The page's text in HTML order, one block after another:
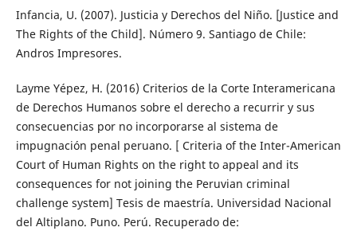
Infancia, U. (2007). Justicia y Derechos del Niño. [Justice and
The Rights of the Child]. Número 9. Santiago de Chile:
Andros Impresores.
Layme Yépez, H. (2016) Criterios de la Corte Interamericana
de Derechos Humanos sobre el derecho a recurrir y sus
consecuencias por no incorporarse al sistema de
impugnación penal peruano. [ Criteria of the Inter-American
Court of Human Rights on the right to appeal and its
consequences for not joining the Peruvian criminal
challenge system] Tesis de maestría. Universidad Nacional
del Altiplano. Puno. Perú. Recuperado de: